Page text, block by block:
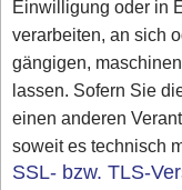
Einwilligung oder in
verarbeiten, an sich
gängigen,
lassen. Sofern Sie
einen anderen
soweit es technisch
SSL- bzw. TLS-